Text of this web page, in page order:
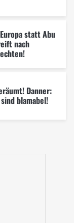
statt Abu
nach
Danner:
blamabel!